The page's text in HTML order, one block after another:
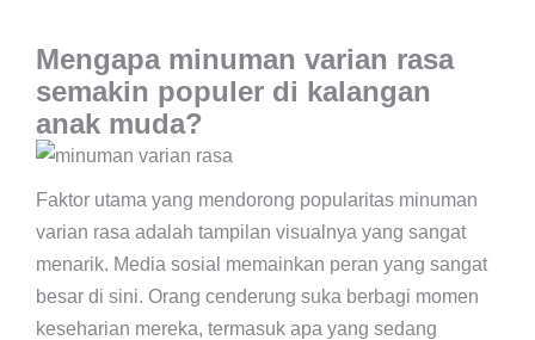
Mengapa minuman varian rasa
semakin populer di kalangan
anak muda?
Faktor utama yang mendorong popularitas minuman
varian rasa adalah tampilan visualnya yang sangat
menarik. Media sosial memainkan peran yang sangat
besar di sini. Orang cenderung suka berbagi momen
keseharian mereka, termasuk apa yang sedang